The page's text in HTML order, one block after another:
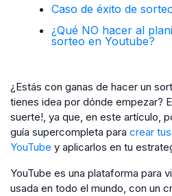
Caso de éxito de
¿Qué NO hacer al
sorteo en Youtube?
¿Estás con ganas de hacer un
tienes idea por dónde empezar?
suerte!, ya que, en este artículo,
guía supercompleta para crear
YouTube y aplicarlos en tu
YouTube es una plataforma para
usada en todo el mundo, con un